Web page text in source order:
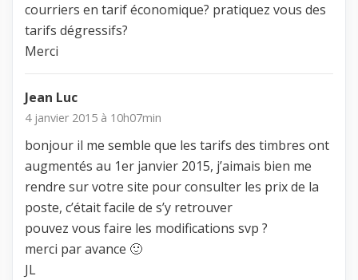
courriers en tarif économique? pratiquez vous des
tarifs dégressifs?
Merci
Jean Luc
4 janvier 2015 à 10h07min
bonjour il me semble que les tarifs des timbres ont
augmentés au 1er janvier 2015, j’aimais bien me
rendre sur votre site pour consulter les prix de la
poste, c’était facile de s’y retrouver
pouvez vous faire les modifications svp ?
merci par avance 🙂
JL